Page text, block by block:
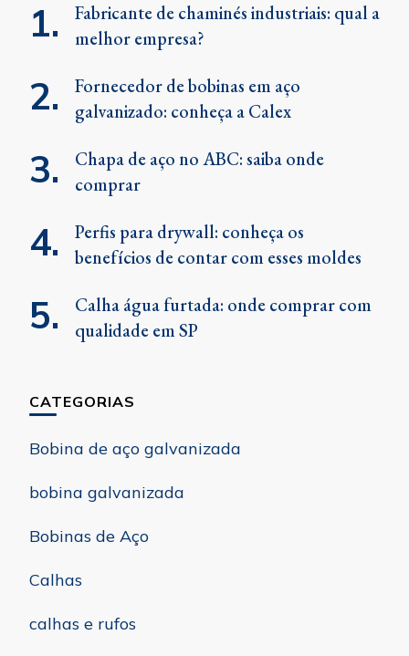
Fabricante de chaminés industriais: qual a
melhor empresa?
Fornecedor de bobinas em aço
galvanizado: conheça a Calex
Chapa de aço no ABC: saiba onde
comprar
Perfis para drywall: conheça os
benefícios de contar com esses moldes
Calha água furtada: onde comprar com
qualidade em SP
CATEGORIAS
Bobina de aço galvanizada
bobina galvanizada
Bobinas de Aço
Calhas
calhas e rufos